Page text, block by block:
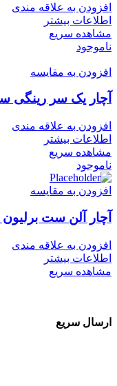
افزودن به علاقه مندی
اطلاعات بیشتر
مشاهده سریع
ناموجود
افزودن به مقایسه
آچار یک سر رینگی سری
افزودن به علاقه مندی
اطلاعات بیشتر
مشاهده سریع
ناموجود
افزودن به مقایسه
آچار آلن ست برلیون
افزودن به علاقه مندی
اطلاعات بیشتر
مشاهده سریع
ارسال سریع